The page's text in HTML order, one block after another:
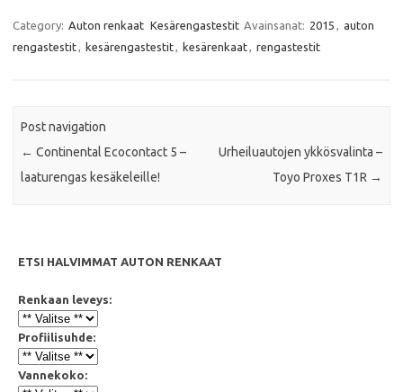
e
b
o
t
t
e
t
A
i
Category: Auton renkaat Kesärengastestit Avainsanat: 2015
auton
rengastestit
kesärengastestit kesärenkaat rengastestit
Post navigation
← Continental Ecocontact 5 –
laaturengas kesäkeleille!
Urheiluautojen ykkösvalinta –
Toyo Proxes T1R →
ETSI HALVIMMAT AUTON RENKAAT
Renkaan leveys:
Profiilisuhde:
Vannekoko: